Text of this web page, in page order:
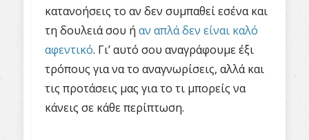
κατανοήσεις το αν δεν συμπαθεί εσένα και
τη δουλειά σου ή αν απλά δεν είναι καλό
αφεντικό. Γι’ αυτό σου αναγράφουμε έξι
τρόπους για να το αναγνωρίσεις, αλλά και
τις προτάσεις μας για το τι μπορείς να
κάνεις σε κάθε περίπτωση.